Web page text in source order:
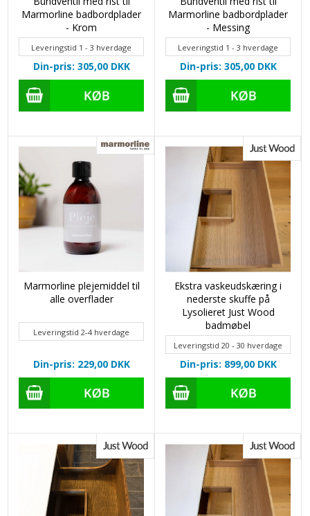
Marmorline badbordplader
- Krom
Leveringstid 1 - 3 hverdage
Din-pris: 305,00 DKK
Marmorline badbordplader
- Messing
Leveringstid 1 - 3 hverdage
Din-pris: 305,00 DKK
Marmorline plejemiddel til
alle overflader
Leveringstid 2-4 hverdage
Din-pris: 229,00 DKK
Ekstra vaskeudskæring i
nederste skuffe på
Lysolieret Just Wood
badmøbel
Leveringstid 20 - 30 hverdage
Din-pris: 899,00 DKK